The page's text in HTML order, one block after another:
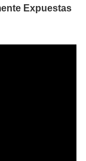
Expuestas